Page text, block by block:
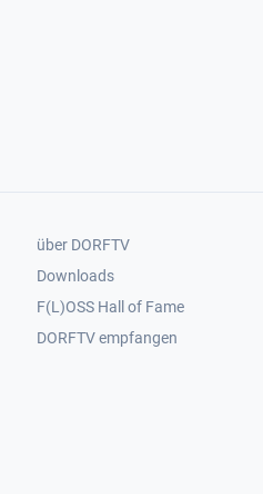
Footer 3
über DORFTV
Downloads
F(L)OSS Hall of Fame
Footer 4
DORFTV empfangen